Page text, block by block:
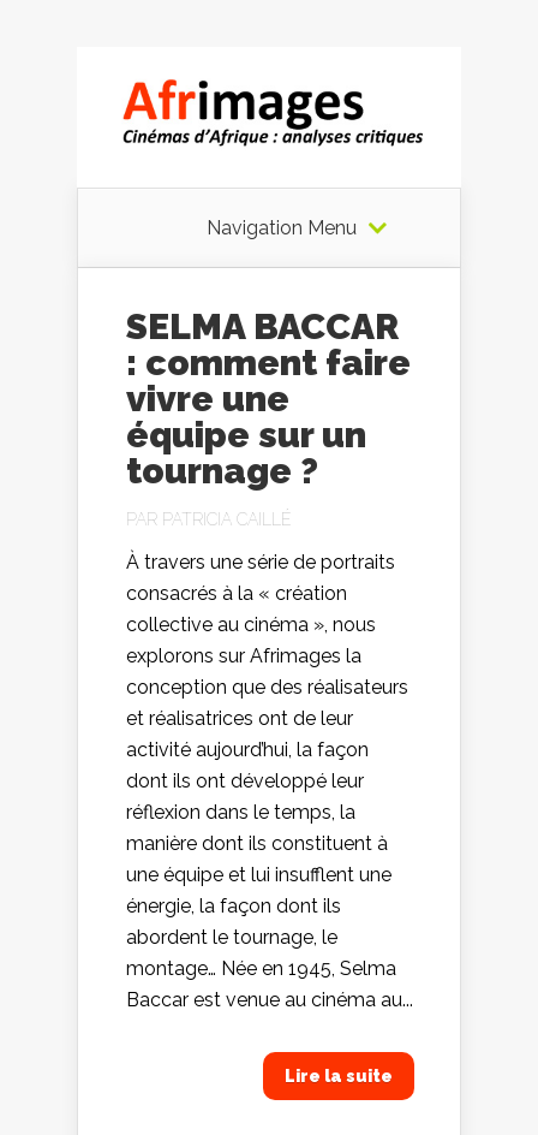
Navigation Menu
SELMA BACCAR
: comment faire
vivre une
équipe sur un
tournage ?
PAR PATRICIA CAILLÉ
À travers une série de portraits
consacrés à la « création
collective au cinéma », nous
explorons sur Afrimages la
conception que des réalisateurs
et réalisatrices ont de leur
activité aujourd’hui, la façon
dont ils ont développé leur
réflexion dans le temps, la
manière dont ils constituent à
une équipe et lui insufflent une
énergie, la façon dont ils
abordent le tournage, le
montage… Née en 1945, Selma
Baccar est venue au cinéma au...
Lire la suite